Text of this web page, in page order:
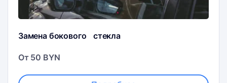
Замена бокового стекла
От 50 BYN